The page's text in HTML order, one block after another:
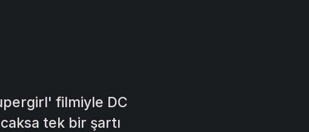
filmiyle DC
tek bir şartı